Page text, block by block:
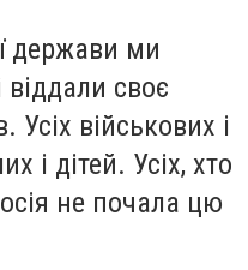
держави ми
віддали своє
Усіх військових і
і дітей. Усіх, хто
не почала цю